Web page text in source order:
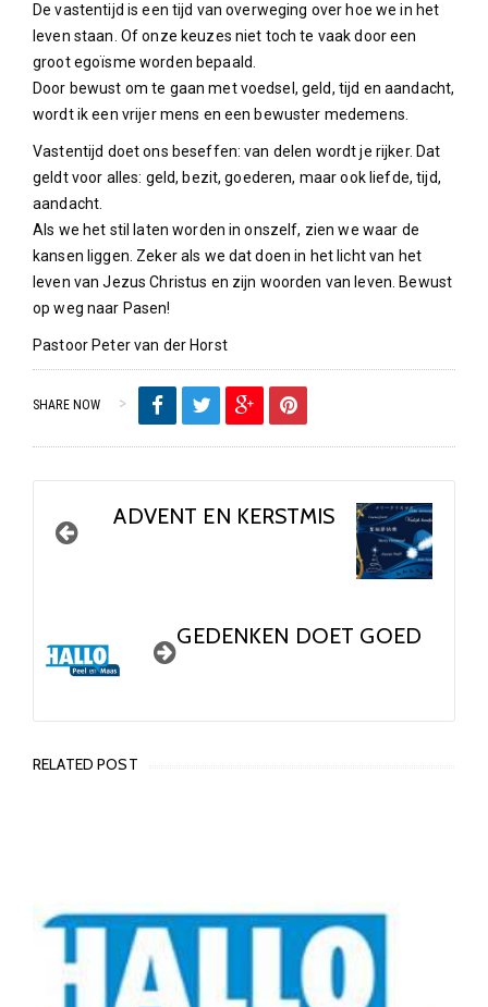
De vastentijd is een tijd van overweging over hoe we in het
leven staan. Of onze keuzes niet toch te vaak door een
groot egoïsme worden bepaald.
Door bewust om te gaan met voedsel, geld, tijd en aandacht,
wordt ik een vrijer mens en een bewuster medemens.
Vastentijd doet ons beseffen: van delen wordt je rijker. Dat
geldt voor alles: geld, bezit, goederen, maar ook liefde, tijd,
aandacht.
Als we het stil laten worden in onszelf, zien we waar de
kansen liggen. Zeker als we dat doen in het licht van het
leven van Jezus Christus en zijn woorden van leven. Bewust
op weg naar Pasen!
Pastoor Peter van der Horst
SHARE NOW
ADVENT EN KERSTMIS
GEDENKEN DOET GOED
RELATED POST